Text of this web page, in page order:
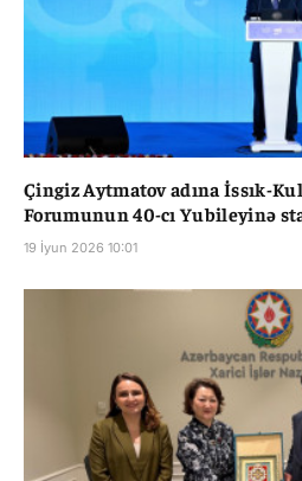
Çingiz Aytmatov adına İssık-
Forumunun 40-cı Yubileyinə
19 İyun 2026 10:01